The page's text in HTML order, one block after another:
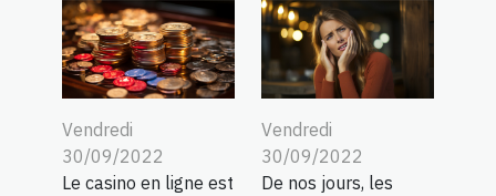
Vendredi
30/09/2022
Le casino en ligne est
Vendredi
30/09/2022
De nos jours, les